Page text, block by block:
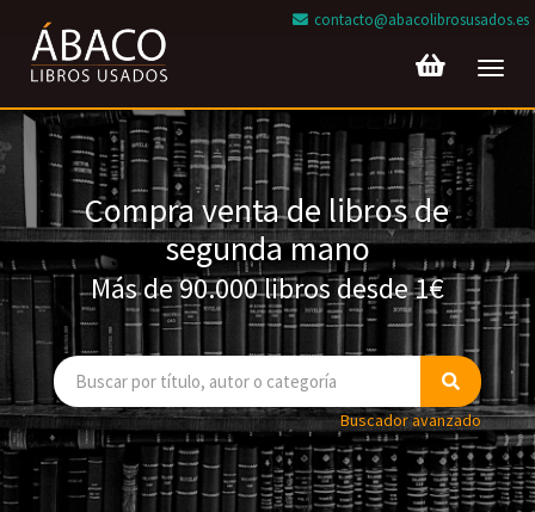
contacto@abacolibrosusados.es
Compra venta de libros de
segunda mano
Más de 90.000 libros desde 1€
Buscador avanzado